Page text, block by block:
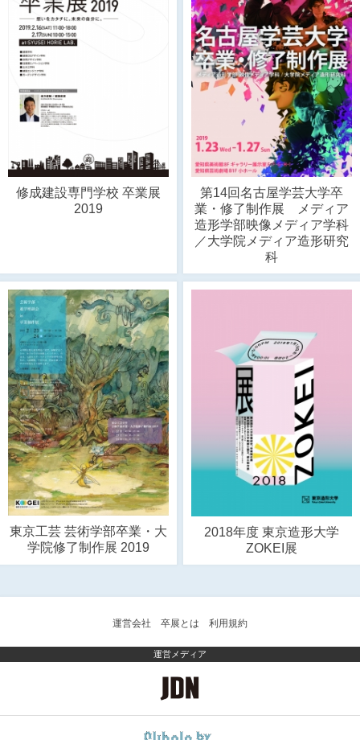
修成建設専門学校 卒業展
2019
第14回名古屋学芸大学卒
業・修了制作展 メディア
造形学部映像メディア学科
／大学院メディア造形研究
科
東京工芸 芸術学部卒業・大
学院修了制作展 2019
2018年度 東京造形大学
ZOKEI展
運営会社 卒展とは 利用規約
運営メディア